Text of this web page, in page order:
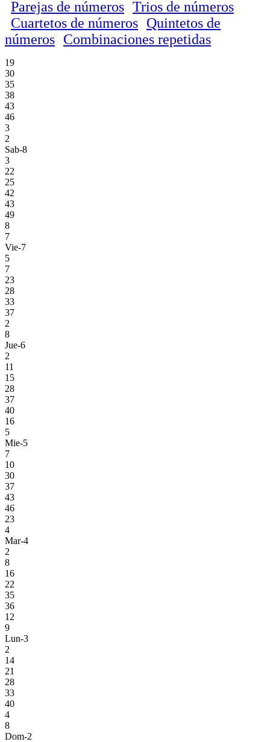
Parejas de números Trios de números
Cuartetos de números Quintetos de
números Combinaciones repetidas
19
30
35
38
43
46
3
2
Sab-8
3
22
25
42
43
49
8
7
Vie-7
5
7
23
28
33
37
2
8
Jue-6
2
11
15
28
37
40
16
5
Mie-5
7
10
30
37
43
46
23
4
Mar-4
2
8
16
22
35
36
12
9
Lun-3
2
14
21
28
33
40
4
8
Dom-2